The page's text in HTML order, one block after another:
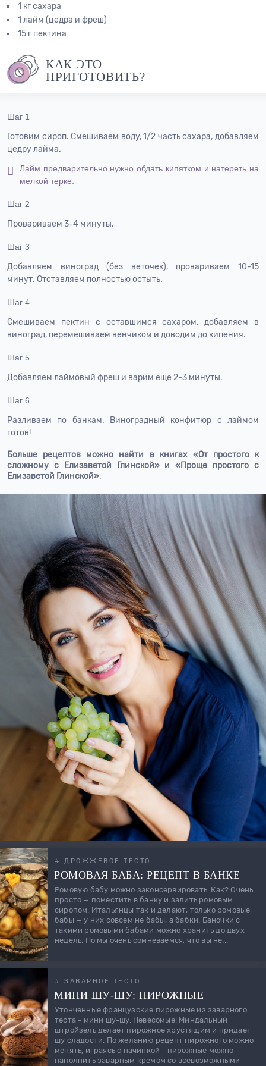
1 кг сахара
1 лайм (цедра и фреш)
15 г пектина
КАК ЭТО
ПРИГОТОВИТЬ?
Шаг 1
Готовим сироп. Смешиваем воду, 1/2 часть сахара, добавляем
цедру лайма.
Лайм предварительно нужно обдать кипятком и натереть на
мелкой терке.
Шаг 2
Провариваем 3-4 минуты.
Шаг 3
Добавляем виноград (без веточек), провариваем 10-15
минут. Отставляем полностью остыть.
Шаг 4
Смешиваем пектин с оставшимся сахаром, добавляем в
виноград, перемешиваем венчиком и доводим до кипения.
Шаг 5
Добавляем лаймовый фреш и варим еще 2-3 минуты.
Шаг 6
Разливаем по банкам. Виноградный конфитюр с лаймом
готов!
Больше рецептов можно найти в книгах «От простого к
сложному с Елизаветой Глинской» и
«Проще простого с
Елизаветой Глинской».
# ДРОЖЖЕВОЕ ТЕСТО
РОМОВАЯ БАБА: РЕЦЕПТ В БАНКЕ
Ромовую бабу можно законсервировать. Как? Очень
просто — поместить в банку и залить ромовым
сиропом. Итальянцы так и делают, только ромовые
бабы — у них совсем не бабы, а бабки. Баночки с
такими ромовыми бабами можно хранить до двух
недель. Но мы очень сомневаемся, что вы не...
# ЗАВАРНОЕ ТЕСТО
МИНИ ШУ-ШУ: ПИРОЖНЫЕ
Утонченные французские пирожные из заварного
теста - мини шу-шу. Невесомые! Миндальный
штройзель делает пирожное хрустящим и придает
шу сладости. По желанию рецепт пирожного можно
менять, играясь с начинкой - пирожные можно
наполнить заварным кремом со всевозможными